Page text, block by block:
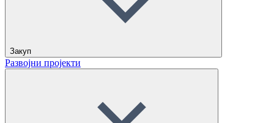
Закуп
Развојни пројекти